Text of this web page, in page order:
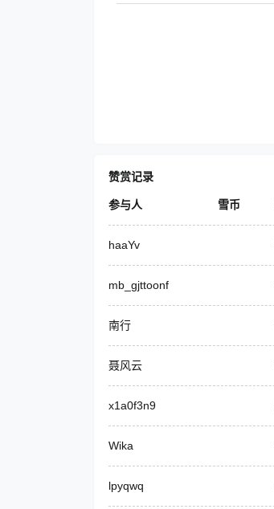
赞赏记录
参与人 雪币
haaYv
mb_gjttoonf
南行
聂风云
x1a0f3n9
Wika
lpyqwq